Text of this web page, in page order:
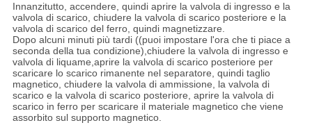
Innanzitutto, accendere, quindi aprire la valvola di ingresso e la
valvola di scarico, chiudere la valvola di scarico posteriore e la
valvola di scarico del ferro, quindi magnetizzare.
Dopo alcuni minuti più tardi ((puoi impostare l'ora che ti piace a
seconda della tua condizione),chiudere la valvola di ingresso e
valvola di liquame,aprire la valvola di scarico posteriore per
scaricare lo scarico rimanente nel separatore, quindi taglio
magnetico, chiudere la valvola di ammissione, la valvola di
scarico e la valvola di scarico posteriore, aprire la valvola di
scarico in ferro per scaricare il materiale magnetico che viene
assorbito sul supporto magnetico.